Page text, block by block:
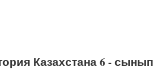
Казахстана 6 - сынып